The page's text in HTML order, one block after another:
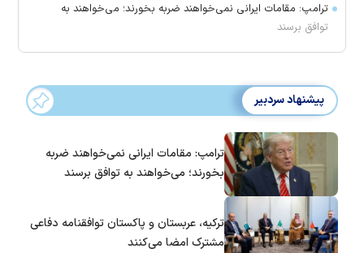
ترامپ: مقامات ایرانی نمی‌خواهند ضربه بخورند؛ می‌خواهند به
توافق برسند
پیشنهاد سردبیر
ترامپ: مقامات ایرانی نمی‌خواهند ضربه
بخورند؛ می‌خواهند به توافق برسند
ترکیه، عربستان و پاکستان توافقنامه دفاعی
مشترک امضا می‌کنند